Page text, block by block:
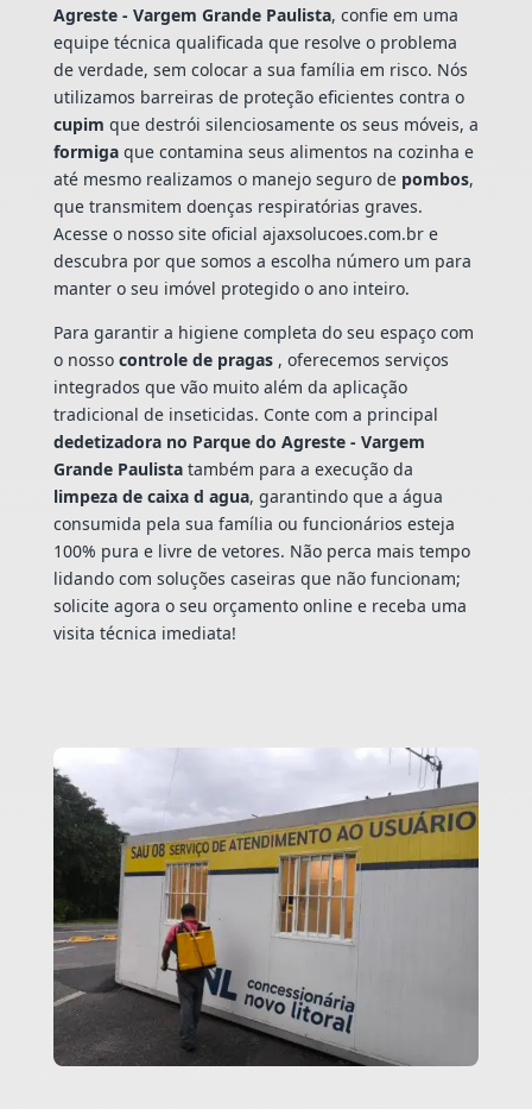
Agreste - Vargem Grande Paulista, confie em uma
equipe técnica qualificada que resolve o problema
de verdade, sem colocar a sua família em risco. Nós
utilizamos barreiras de proteção eficientes contra o
cupim que destrói silenciosamente os seus móveis, a
formigaque contamina seus alimentos na cozinha e
até mesmo realizamos o manejo seguro de pombos,
que transmitem doenças respiratórias graves.
Acesse o nosso site oficial ajaxsolucoes.com.br e
descubra por que somos a escolha número um para
manter o seu imóvel protegido o ano inteiro.
Para garantir a higiene completa do seu espaço com
o nosso controle de pragas , oferecemos serviços
integrados que vão muito além da aplicação
tradicional de inseticidas. Conte com a principal
dedetizadora no Parque do Agreste - Vargem
Grande Paulistatambém para a execução da
limpeza de caixa d agua, garantindo que a água
consumida pela sua família ou funcionários esteja
100% pura e livre de vetores. Não perca mais tempo
lidando com soluções caseiras que não funcionam;
solicite agora o seu orçamento online e receba uma
visita técnica imediata!